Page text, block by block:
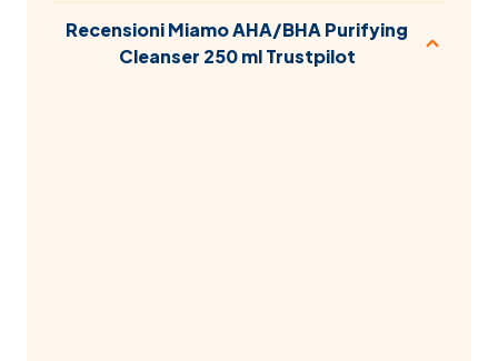
Recensioni Miamo AHA/BHA Purifying
Cleanser 250 ml Trustpilot